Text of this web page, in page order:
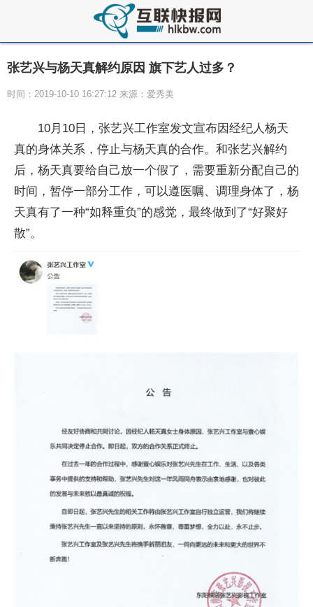
张艺兴与杨天真解约原因 旗下艺人过多？
时间：2019-10-10 16:27:12 来源：爱秀美
10月10日，张艺兴工作室发文宣布因经纪人杨天
真的身体关系，停止与杨天真的合作。和张艺兴解约
后，杨天真要给自己放一个假了，需要重新分配自己的
时间，暂停一部分工作，可以遵医嘱、调理身体了，杨
天真有了一种“如释重负”的感觉，最终做到了“好聚好
散”。